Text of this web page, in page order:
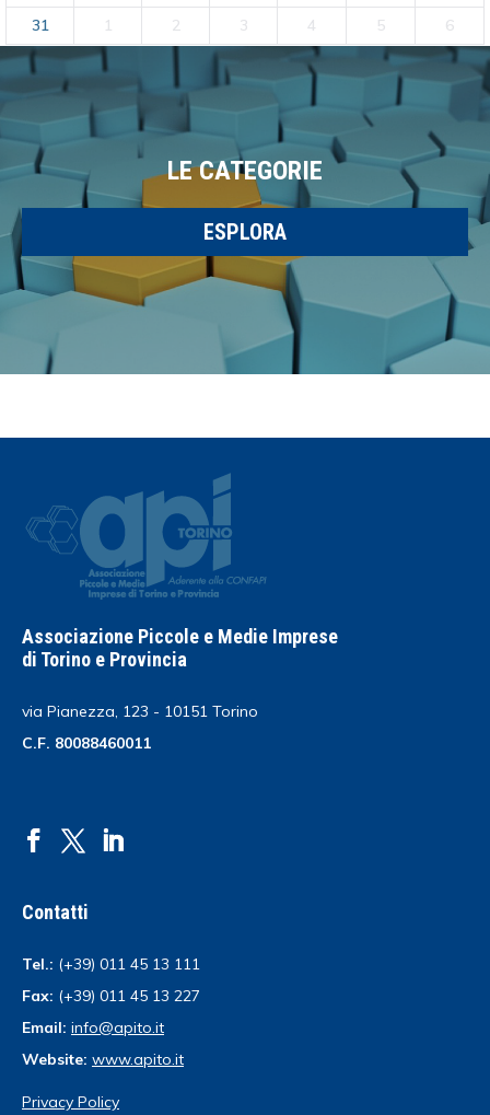
31
1 2 3 4 5 6
LE CATEGORIE
ESPLORA
Associazione Piccole e Medie Imprese
di Torino e Provincia
via Pianezza, 123 - 10151 Torino
C.F. 80088460011
Contatti
Tel.: (+39) 011 45 13 111
Fax: (+39) 011 45 13 227
Email: info@apito.it
Website: www.apito.it
Privacy Policy